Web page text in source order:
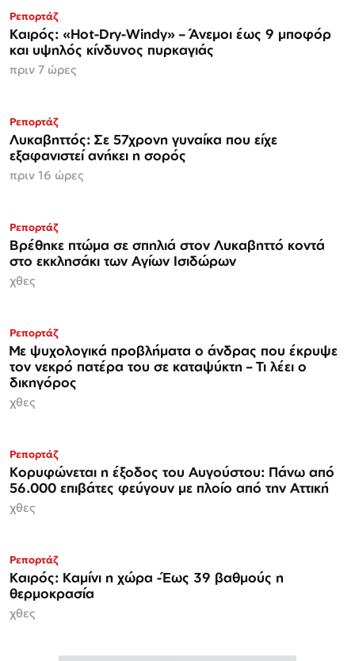
Ρεπορτάζ
Καιρός: «Hot-Dry-Windy» – Άνεμοι έως 9 μποφόρ
και υψηλός κίνδυνος πυρκαγιάς
πριν 7 ώρες
Ρεπορτάζ
Λυκαβηττός: Σε 57χρονη γυναίκα που είχε
εξαφανιστεί ανήκει η σορός
πριν 16 ώρες
Ρεπορτάζ
Βρέθηκε πτώμα σε σπηλιά στον Λυκαβηττό κοντά
στο εκκλησάκι των Αγίων Ισιδώρων
χθες
Ρεπορτάζ
Με ψυχολογικά προβλήματα ο άνδρας που έκρυψε
τον νεκρό πατέρα του σε καταψύκτη – Τι λέει ο
δικηγόρος
χθες
Ρεπορτάζ
Κορυφώνεται η έξοδος του Αυγούστου: Πάνω από
56.000 επιβάτες φεύγουν με πλοίο από την Αττική
χθες
Ρεπορτάζ
Καιρός: Καμίνι η χώρα -Έως 39 βαθμούς η
θερμοκρασία
χθες